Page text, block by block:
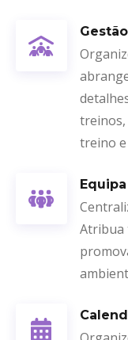
treinos,
treino
Equipa
Atribua